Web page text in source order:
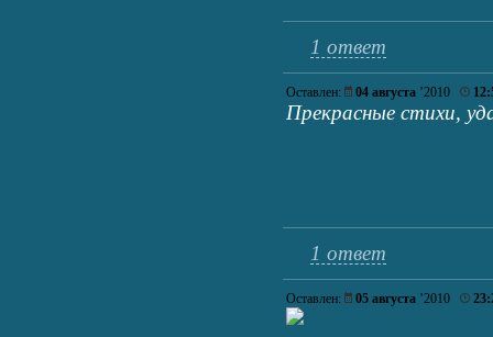
1 ответ
Оставлен: 04 августа ’2010
Прекрасные стихи,
1 ответ
Оставлен: 05 августа ’2010